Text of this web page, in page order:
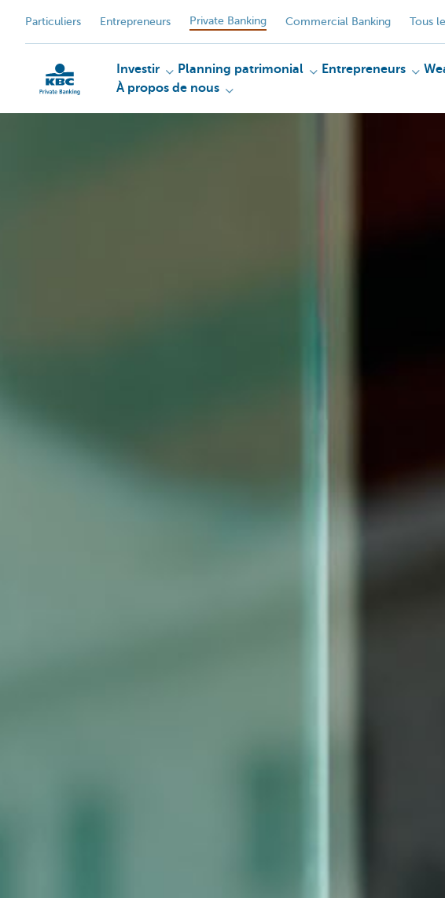
Particuliers Entrepreneurs Private Banking Commercial Banking Tous
Investir Planning patrimonial Entrepreneurs
À propos de nous